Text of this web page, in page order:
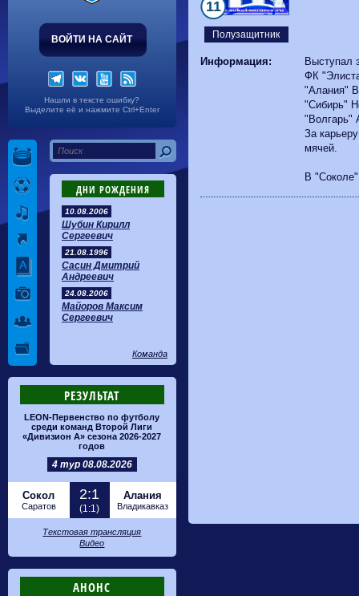
ВОЙТИ НА САЙТ
Нашли в тексте ошибку?
Выделите её и нажмите Ctrl+Enter
ДНИ РОЖДЕНИЯ
10.08.2006
Шубин Кирилл
Сергеевич
21.08.1996
Сасин Дмитрий
Андреевич
24.08.2006
Майоров Максим
Сергеевич
Команда
РЕЗУЛЬТАТ
LEON-Первенство по футболу
среди команд Второй Лиги
«Дивизион А» сезона 2026-2027
годов
4 тур 08.08.2026
Сокол
Саратов
2:1
(1:1)
Алания
Владикавказ
Текстовая трансляция
Видео
АНОНС
Полузащитник
11
Информация:
Выступал
ФК
"Алания"
"Сибирь"
"Волгарь"
За
мячей.
В
Калуга
0-1 Сибирь